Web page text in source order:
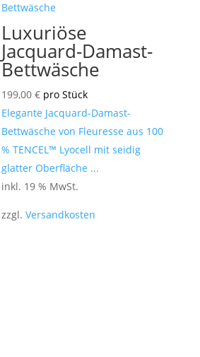
Luxuriöse
Jacquard-Damast-
Bettwäsche
199,00 € pro Stück
Elegante Jacquard-Damast-
Bettwäsche von Fleuresse aus 100
% TENCEL™ Lyocell mit seidig
glatter Oberfläche ...
inkl. 19 % MwSt.
zzgl. Versandkosten